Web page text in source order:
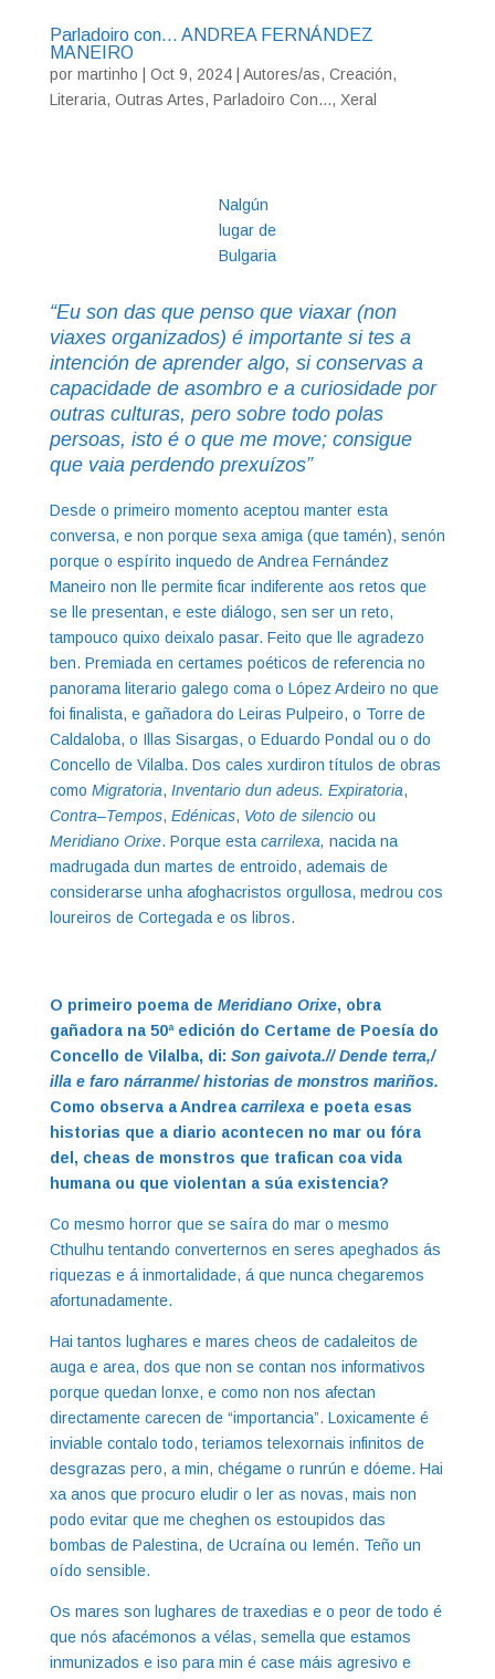
Parladoiro con… ANDREA FERNÁNDEZ
MANEIRO
por martinho Oct 9, 2024| Autores/as, Creación,
Literaria, Outras Artes, Parladoiro Con..., Xeral
Nalgún
lugar de
Bulgaria
“Eu son das que penso que viaxar (non
viaxes organizados) é importante si tes a
intención de aprender algo, si conservas a
capacidade de asombro e a curiosidade por
outras culturas, pero sobre todo polas
persoas, isto é o que me move; consigue
que vaia perdendo prexuízos”
Desde o primeiro momento aceptou manter esta
conversa, e non porque sexa amiga (que tamén), senón
porque o espírito inquedo de Andrea Fernández
Maneiro non lle permite ficar indiferente aos retos que
se lle presentan, e este diálogo, sen ser un reto,
tampouco quixo deixalo pasar. Feito que lle agradezo
ben. Premiada en certames poéticos de referencia no
panorama literario galego coma o López Ardeiro no que
foi finalista, e gañadora do Leiras Pulpeiro, o Torre de
Caldaloba, o Illas Sisargas, o Eduardo Pondal ou o do
Concello de Vilalba. Dos cales xurdiron títulos de obras
como Migratoria, Inventario dun adeus. Expiratoria,
Contra–Tempos, Edénicas, Voto de silencioou
Meridiano Orixe. Porque esta carrilexa, nacida na
madrugada dun martes de entroido, ademais de
considerarse unha afoghacristos orgullosa, medrou cos
loureiros de Cortegada e os libros.
O primeiro poema de Meridiano Orixe, obra
gañadora na 50ª edición do Certame de Poesía do
Concello de Vilalba, di: Son gaivota.// Dende terra,/
illa e faro nárranme/ historias de monstros mariños.
Como observa a Andrea carrilexa e poeta esas
historias que a diario acontecen no mar ou fóra
del, cheas de monstros que trafican coa vida
humana ou que violentan a súa existencia?
Co mesmo horror que se saíra do mar o mesmo
Cthulhu tentando converternos en seres apeghados ás
riquezas e á inmortalidade, á que nunca chegaremos
afortunadamente.
Hai tantos lughares e mares cheos de cadaleitos de
auga e area, dos que non se contan nos informativos
porque quedan lonxe, e como non nos afectan
directamente carecen de “importancia”. Loxicamente é
inviable contalo todo, teriamos telexornais infinitos de
desgrazas pero, a min, chégame o runrún e dóeme. Hai
xa anos que procuro eludir o ler as novas, mais non
podo evitar que me cheghen os estoupidos das
bombas de Palestina, de Ucraína ou Iemén. Teño un
oído sensible.
Os mares son lughares de traxedias e o peor de todo é
que nós afacémonos a vélas, semella que estamos
inmunizados e iso para min é case máis agresivo e